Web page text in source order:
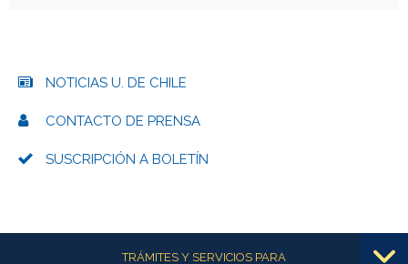
NOTICIAS U. DE CHILE
CONTACTO DE PRENSA
SUSCRIPCIÓN A BOLETÍN
Más informaciónTRÁMITES Y SERVICIOS PARA